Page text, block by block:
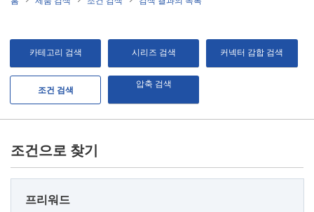
카테고리 검색 시리즈 검색 커넥터 감합 검색
조건 검색
압축 검색
조건으로 찾기
프리워드